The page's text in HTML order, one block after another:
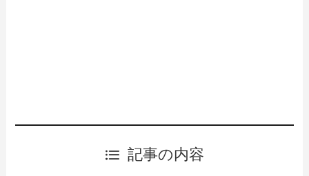
記事の内容